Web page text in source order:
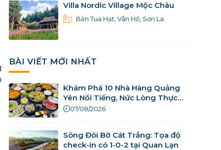
Villa Nordic Village Mộc Châu
Bản Tua Hạt, Vân Hồ, Sơn La
BÀI VIẾT MỚI NHẤT
Khám Phá 10 Nhà Hàng Quảng
Yên Nổi Tiếng, Nức Lòng Thực
Khách
07/08/2026
Sông Đôi Bờ Cát Trắng: Tọa độ
check-in có 1-0-2 tại Quan Lạn